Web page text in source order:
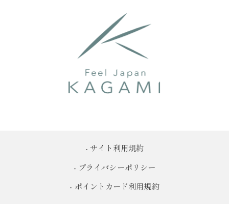
- サイト利用規約
- プライバシーポリシー
- ポイントカード利用規約